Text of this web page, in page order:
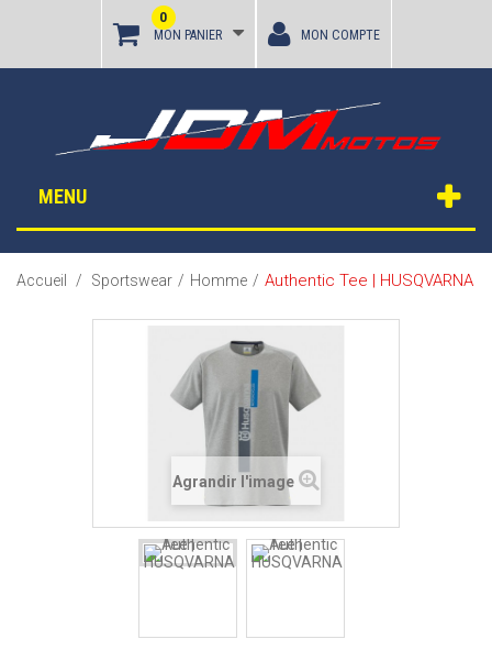
MON PANIER
0
MON COMPTE
MENU
Accueil / Sportswear / Homme / Authentic Tee | HUSQVARNA
Agrandir l'image